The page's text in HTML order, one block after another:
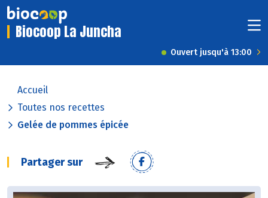
Biocoop La Juncha
Ouvert jusqu'à 13:00
Accueil
Toutes nos recettes
Gelée de pommes épicée
Partager sur